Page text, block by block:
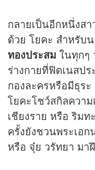
กลายเป็นอีกหนึ่งส
ด้วย โยคะ สำหรับ
ทองประสม ในทุกๆ
ร่างกายที่ฟิตเนสป
กองละครหรือมีธุร
โยคะโชว์สกิลควา
เชียงราย หรือ ริม
ครั้งยังชวนพระเอ
หรือ จุ๋ย วรัทยา มา